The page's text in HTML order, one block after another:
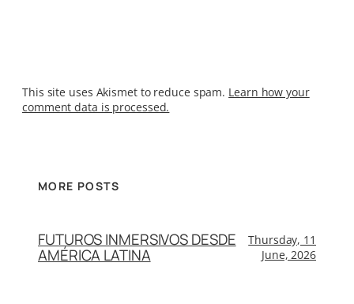
This site uses Akismet to reduce spam. Learn how your
comment data is processed.
MORE POSTS
FUTUROS INMERSIVOS DESDE
AMÉRICA LATINA
Thursday, 11
June, 2026